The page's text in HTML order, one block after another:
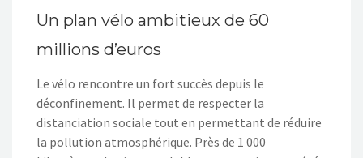
Un plan vélo ambitieux de 60
millions d’euros
Le vélo rencontre un fort succès depuis le
déconfinement. Il permet de respecter la
distanciation sociale tout en permettant de réduire
la pollution atmosphérique. Près de 1 000